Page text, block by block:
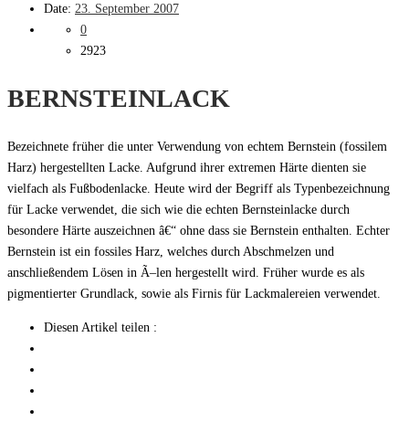
Date: 23. September 2007
0
2923
BERNSTEINLACK
Bezeichnete früher die unter Verwendung von echtem Bernstein (fossilem
Harz) hergestellten Lacke. Aufgrund ihrer extremen Härte dienten sie
vielfach als Fußbodenlacke. Heute wird der Begriff als Typenbezeichnung
für Lacke verwendet, die sich wie die echten Bernsteinlacke durch
besondere Härte auszeichnen â€“ ohne dass sie Bernstein enthalten. Echter
Bernstein ist ein fossiles Harz, welches durch Abschmelzen und
anschließendem Lösen in Ã–len hergestellt wird. Früher wurde es als
pigmentierter Grundlack, sowie als Firnis für Lackmalereien verwendet.
Diesen Artikel teilen :